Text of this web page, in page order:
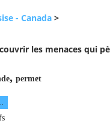
- Canada >
les menaces qui
, permet